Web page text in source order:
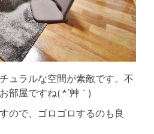
ュラルな空間が素敵です。不
部屋ですね( *´艸｀)
ので、ゴロゴロするのも良